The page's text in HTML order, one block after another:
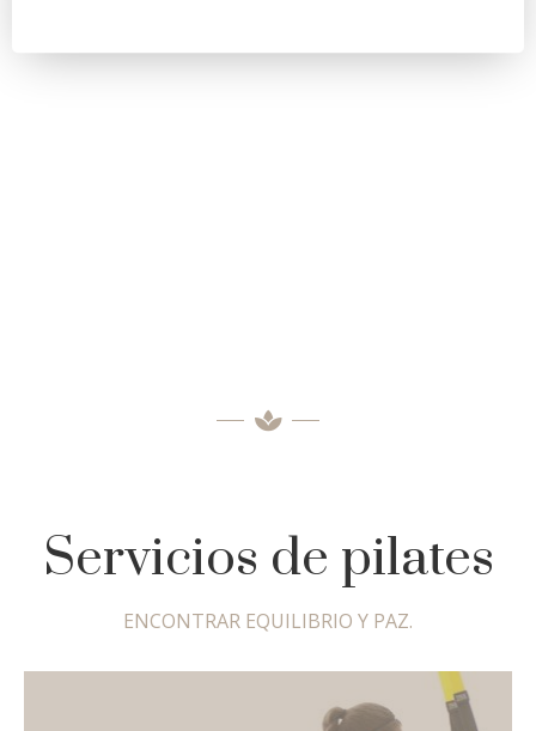
Servicios de pilates
ENCONTRAR EQUILIBRIO Y PAZ.